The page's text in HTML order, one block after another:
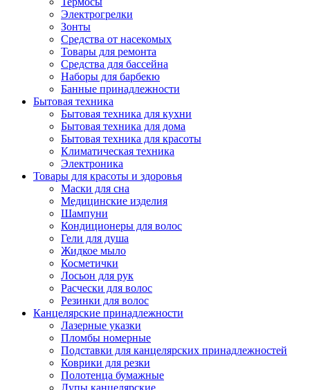
Электрогрелки
Зонты
Средства от насекомых
Товары для ремонта
Средства для бассейна
Наборы для барбекю
Банные принадлежности
Бытовая техника
Бытовая техника для кухни
Бытовая техника для дома
Бытовая техника для красоты
Климатическая техника
Электроника
Товары для красоты и здоровья
Маски для сна
Медицинские изделия
Шампуни
Кондиционеры для волос
Гели для душа
Жидкое мыло
Косметички
Лосьон для рук
Расчески для волос
Резинки для волос
Канцелярские принадлежности
Лазерные указки
Пломбы номерные
Подставки для канцелярских принадлежностей
Коврики для резки
Полотенца бумажные
Лупы канцелярские